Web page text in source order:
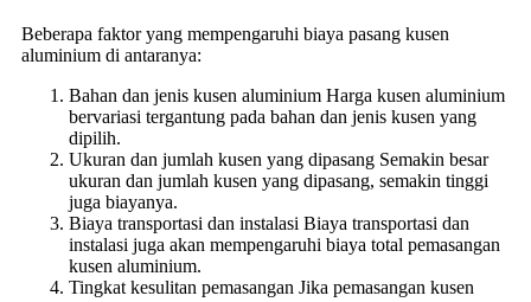
Beberapa faktor yang mempengaruhi biaya pasang kusen
aluminium di antaranya:
Bahan dan jenis kusen aluminium Harga kusen aluminium
bervariasi tergantung pada bahan dan jenis kusen yang
dipilih.
Ukuran dan jumlah kusen yang dipasang Semakin besar
ukuran dan jumlah kusen yang dipasang, semakin tinggi
juga biayanya.
Biaya transportasi dan instalasi Biaya transportasi dan
instalasi juga akan mempengaruhi biaya total pemasangan
kusen aluminium.
Tingkat kesulitan pemasangan Jika pemasangan kusen